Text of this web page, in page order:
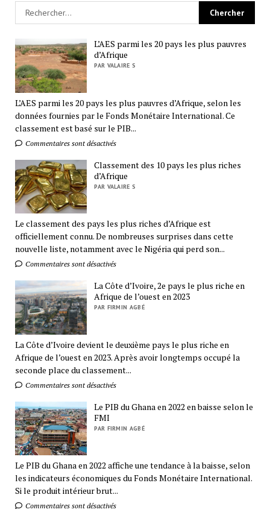
L’AES parmi les 20 pays les plus pauvres
d’Afrique
PAR VALAIRE S
L’AES parmi les 20 pays les plus pauvres d’Afrique, selon les
données fournies par le Fonds Monétaire International. Ce
classement est basé sur le PIB...
Commentaires sont désactivés
Classement des 10 pays les plus riches
d’Afrique
PAR VALAIRE S
Le classement des pays les plus riches d’Afrique est
officiellement connu. De nombreuses surprises dans cette
nouvelle liste, notamment avec le Nigéria qui perd son...
Commentaires sont désactivés
La Côte d’Ivoire, 2e pays le plus riche en
Afrique de l’ouest en 2023
PAR FIRMIN AGBÉ
La Côte d’Ivoire devient le deuxième pays le plus riche en
Afrique de l’ouest en 2023. Après avoir longtemps occupé la
seconde place du classement...
Commentaires sont désactivés
Le PIB du Ghana en 2022 en baisse selon le
FMI
PAR FIRMIN AGBÉ
Le PIB du Ghana en 2022 affiche une tendance à la baisse, selon
les indicateurs économiques du Fonds Monétaire International.
Si le produit intérieur brut...
Commentaires sont désactivés